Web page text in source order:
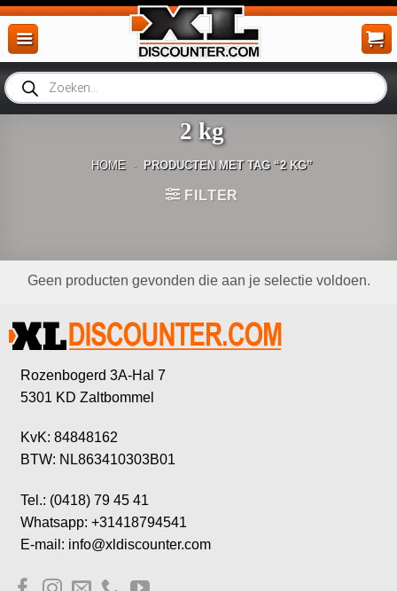
Ga
naar
inhoud
Producten
zoeken
2 kg
HOME - PRODUCTEN MET TAG “2 KG”
FILTER
Geen producten gevonden die aan je selectie voldoen.
Rozenbogerd 3A-Hal 7
5301 KD Zaltbommel
KvK: 84848162
BTW: NL863410303B01
Tel.: (0418) 79 45 41
Whatsapp: +31418794541
E-mail: info@xldiscounter.com